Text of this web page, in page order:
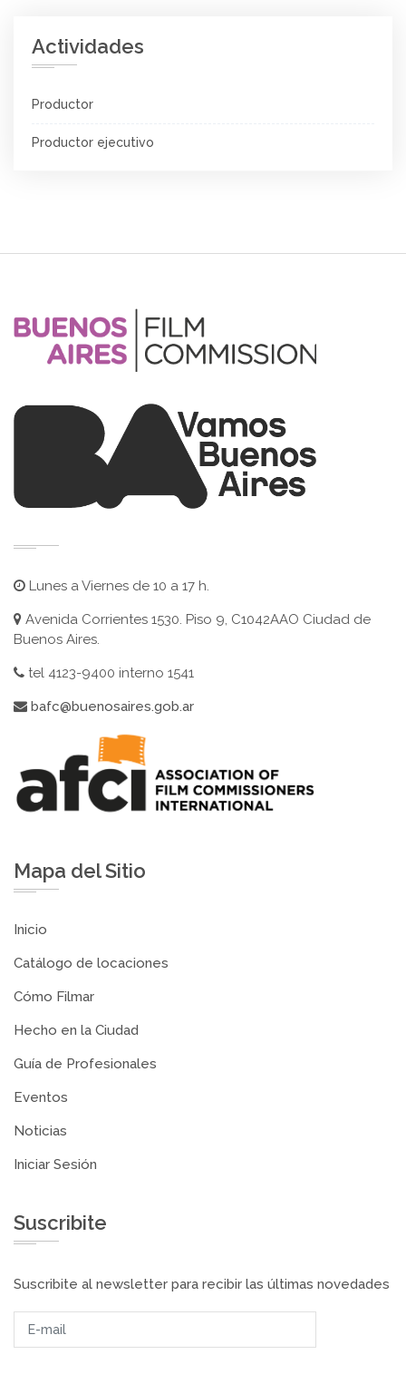
Actividades
Productor
Productor ejecutivo
Lunes a Viernes de 10 a 17 h.
Avenida Corrientes 1530. Piso 9, C1042AAO Ciudad de
Buenos Aires.
tel 4123-9400 interno 1541
bafc@buenosaires.gob.ar
Mapa del Sitio
Inicio
Catálogo de locaciones
Cómo Filmar
Hecho en la Ciudad
Guía de Profesionales
Eventos
Noticias
Iniciar Sesión
Suscribite
Suscribite al newsletter para recibir las últimas novedades